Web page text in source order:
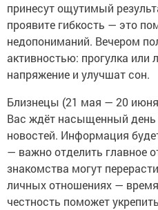
принесут ощутимый
проявите гибкость — это
недопониманий. Вечером
активностью: прогулка или
напряжение и улучшат сон.
Близнецы (21 мая — 20
Вас ждёт насыщенный день
новостей. Информация
— важно отделить главное
знакомства могут
личных отношениях —
честность поможет